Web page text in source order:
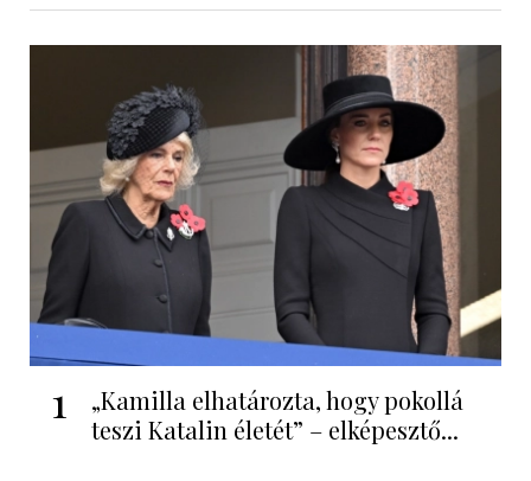
1
„Kamilla elhatározta, hogy pokollá
teszi Katalin életét” – elképesztő...